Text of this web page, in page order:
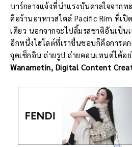
บาร์กลางแจ้งที่นำแรงบันดาลใจจากท
คือร้านอาหารสไตล์ Pacific Rim ที่เปิ
เดียว นอกจากจะไปลิ้มรสชาติอันเป็
อีกหนึ่งไฮไลต์ที่เราชื่นชอบก็คือการต
จุดเช็กอิน ถ่ายรูป ถ่ายคอนเทนต์ได้อย่
Wanametin, Digital Content